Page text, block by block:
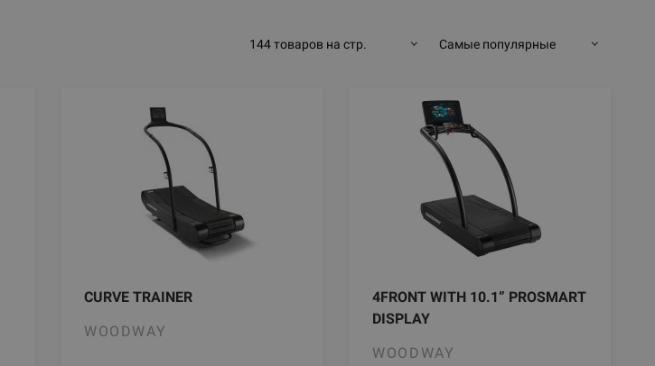
144 товаров на стр. Самые популярные
CURVE TRAINER
WOODWAY
4FRONT WITH 10.1” PROSMART
DISPLAY
WOODWAY